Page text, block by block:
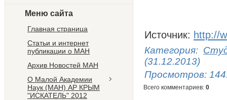
Меню сайта
Главная страница
Статьи и интернет
публикации о МАН
Архив Новостей МАН
О Малой Академии
Наук (МАН) АР КРЫМ
"ИСКАТЕЛЬ" 2012
Источник: http://
Категория:
(31.12.2013)
Просмотров:
Всего комментариев: 0